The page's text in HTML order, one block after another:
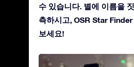
수 있습니다. 별에 이름을
측하시고, OSR Star
보세요!